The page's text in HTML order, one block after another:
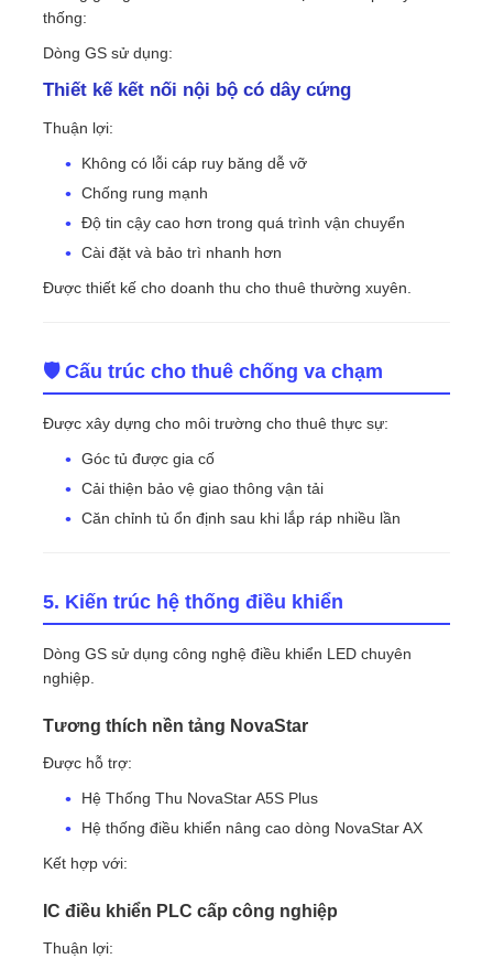
thống:
Dòng GS sử dụng:
Thiết kế kết nối nội bộ có dây cứng
Thuận lợi:
Không có lỗi cáp ruy băng dễ vỡ
Chống rung mạnh
Độ tin cậy cao hơn trong quá trình vận chuyển
Cài đặt và bảo trì nhanh hơn
Được thiết kế cho doanh thu cho thuê thường xuyên.
🛡 Cấu trúc cho thuê chống va chạm
Được xây dựng cho môi trường cho thuê thực sự:
Góc tủ được gia cố
Cải thiện bảo vệ giao thông vận tải
Căn chỉnh tủ ổn định sau khi lắp ráp nhiều lần
5. Kiến trúc hệ thống điều khiển
Dòng GS sử dụng công nghệ điều khiển LED chuyên
nghiệp.
Tương thích nền tảng NovaStar
Được hỗ trợ:
Hệ Thống Thu NovaStar A5S Plus
Hệ thống điều khiển nâng cao dòng NovaStar AX
Kết hợp với:
IC điều khiển PLC cấp công nghiệp
Thuận lợi: